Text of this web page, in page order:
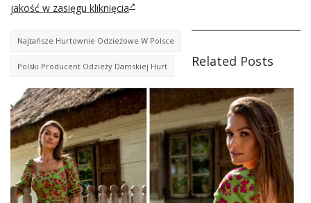
jakość w zasięgu kliknięcia
Najtańsze Hurtownie Odzieżowe W Polsce
Polski Producent Odzieży Damskiej Hurt Related Posts